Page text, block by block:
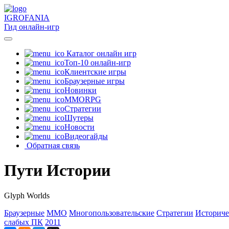
IGROFANIA
Гид онлайн-игр
Каталог онлайн игр
Топ-10 онлайн-игр
Клиентские игры
Браузерные игры
Новинки
MMORPG
Стратегии
Шутеры
Новости
Видеогайды
Обратная связь
Пути Истории
Glyph Worlds
Браузерные MMO Многопользовательские Стратегии
слабых ПК 2011